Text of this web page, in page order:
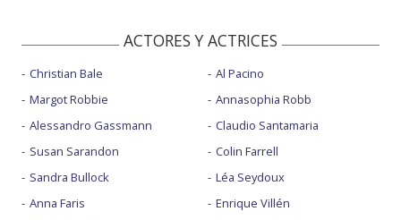
ACTORES Y ACTRICES
Christian Bale
Margot Robbie
Alessandro Gassmann
Susan Sarandon
Sandra Bullock
Anna Faris
Al Pacino
Annasophia Robb
Claudio Santamaria
Colin Farrell
Léa Seydoux
Enrique Villén